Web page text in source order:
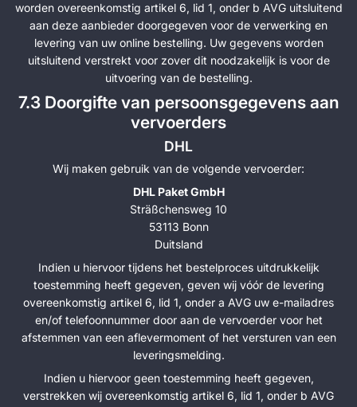
worden overeenkomstig artikel 6, lid 1, onder b AVG uitsluitend
aan deze aanbieder doorgegeven voor de verwerking en
levering van uw online bestelling. Uw gegevens worden
uitsluitend verstrekt voor zover dit noodzakelijk is voor de
uitvoering van de bestelling.
7.3 Doorgifte van persoonsgegevens aan
vervoerders
DHL
Wij maken gebruik van de volgende vervoerder:
DHL Paket GmbH
Sträßchensweg 10
53113 Bonn
Duitsland
Indien u hiervoor tijdens het bestelproces uitdrukkelijk
toestemming heeft gegeven, geven wij vóór de levering
overeenkomstig artikel 6, lid 1, onder a AVG uw e-mailadres
en/of telefoonnummer door aan de vervoerder voor het
afstemmen van een aflevermoment of het versturen van een
leveringsmelding.
Indien u hiervoor geen toestemming heeft gegeven,
verstrekken wij overeenkomstig artikel 6, lid 1, onder b AVG